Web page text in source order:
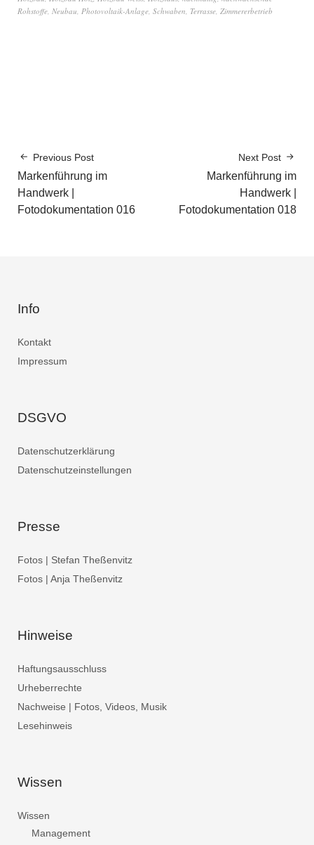
Rohstoffe Neubau Photovoltaik-Anlage Schwaben Terrasse Zimmererbetrieb
Previous Post
Markenführung im
Handwerk |
Fotodokumentation 016
Next Post
Markenführung im
Handwerk |
Fotodokumentation 018
Info
Kontakt
Impressum
DSGVO
Datenschutzerklärung
Datenschutzeinstellungen
Presse
Fotos | Stefan Theßenvitz
Fotos | Anja Theßenvitz
Hinweise
Haftungsausschluss
Urheberrechte
Nachweise | Fotos, Videos, Musik
Lesehinweis
Wissen
Wissen
Management